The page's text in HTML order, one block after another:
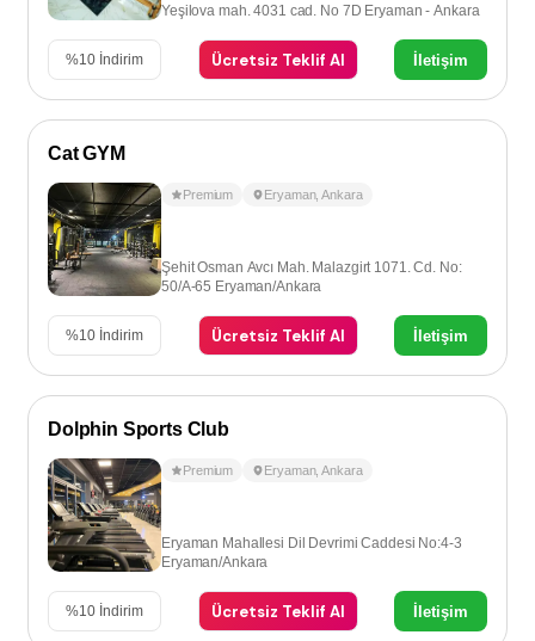
Yeşilova mah. 4031 cad. No 7D Eryaman - Ankara
%10 İndirim Ücretsiz Teklif Al İletişim
Cat GYM
Premium Eryaman,Ankara
Şehit Osman Avcı Mah. Malazgirt 1071. Cd. No:
50/A-65 Eryaman/Ankara
%10 İndirim Ücretsiz Teklif Al İletişim
Dolphin Sports Club
Premium Eryaman,Ankara
Eryaman Mahallesi Dil Devrimi Caddesi No:4-3
Eryaman/Ankara
%10 İndirim Ücretsiz Teklif Al İletişim